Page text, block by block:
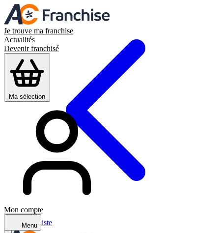
Je trouve ma franchise
Actualités
Devenir franchisé
Ma sélection
Mon compte
Menu
Retour à la liste